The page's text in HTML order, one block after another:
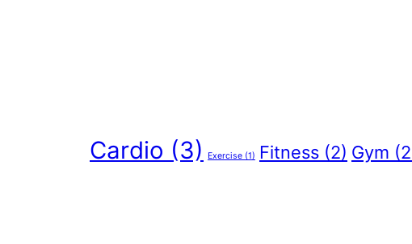
Cardio (3) Exercise (1) Fitness (2) Gym